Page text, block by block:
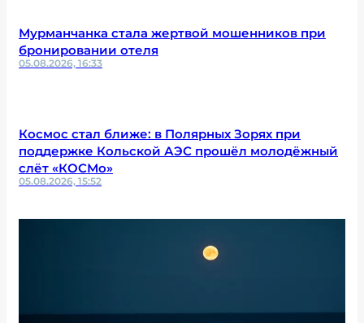
Мурманчанка стала жертвой мошенников при
бронировании отеля
05.08.2026, 16:33
Космос стал ближе: в Полярных Зорях при
поддержке Кольской АЭС прошёл молодёжный
слёт «КОСМо»
05.08.2026, 15:52